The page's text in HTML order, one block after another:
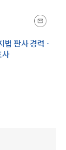
법 판사 경력 ·